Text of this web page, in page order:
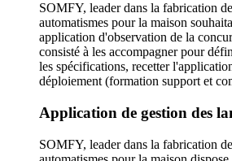
SOMFY, leader dans la fabrication
automatismes pour la maison
application d'observation de la
consisté à les accompagner pour
les spécifications, recetter
déploiement (formation support et
Application de gestion des
SOMFY, leader dans la fabrication